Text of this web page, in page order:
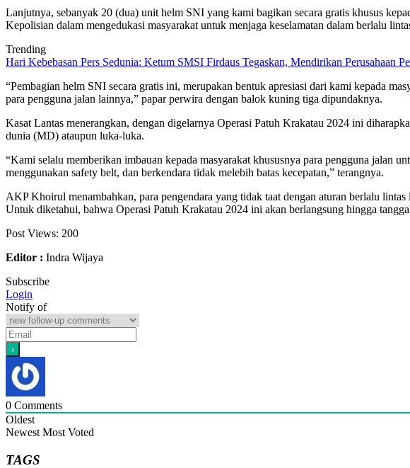
Lanjutnya, sebanyak 20 (dua) unit helm SNI yang kami bagikan secara gratis khusus
Kepolisian dalam mengedukasi masyarakat untuk menjaga keselamatan dalam berlalu
Trending
Hari Kebebasan Pers Sedunia: Ketum SMSI Firdaus Tegaskan, Mendirikan Perusahaan
“Pembagian helm SNI secara gratis ini, merupakan bentuk apresiasi dari kami kepada
para pengguna jalan lainnya,” papar perwira dengan balok kuning tiga dipundaknya.
Kasat Lantas menerangkan, dengan digelarnya Operasi Patuh Krakatau 2024 ini
dunia (MD) ataupun luka-luka.
“Kami selalu memberikan imbauan kepada masyarakat khususnya para pengguna jalan
menggunakan safety belt, dan berkendara tidak melebih batas kecepatan,” terangnya.
AKP Khoirul menambahkan, para pengendara yang tidak taat dengan aturan berlalu
Untuk diketahui, bahwa Operasi Patuh Krakatau 2024 ini akan berlangsung hingga
Post Views: 200
Editor : Indra Wijaya
Subscribe
Login
Notify of
0 Comments
Oldest
Newest Most Voted
TAGS